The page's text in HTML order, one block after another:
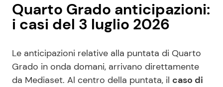
Quarto Grado anticipazioni:
i casi del 3 luglio 2026
Le anticipazioni relative alla puntata di Quarto
Grado in onda domani, arrivano direttamente
da Mediaset. Al centro della puntata, il caso di